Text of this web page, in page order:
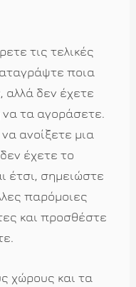
τις τελικές
ποια
αλλά δεν έχετε
να τα αγοράσετε.
ανοίξετε μια
έχετε το
έτσι, σημειώστε
παρόμοιες
και προσθέστε
χώρους και τα